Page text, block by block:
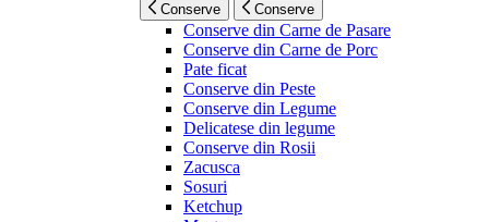
Conserve Conserve
Conserve din Carne de Pasare
Conserve din Carne de Porc
Pate ficat
Conserve din Peste
Conserve din Legume
Delicatese din legume
Conserve din Rosii
Zacusca
Sosuri
Ketchup